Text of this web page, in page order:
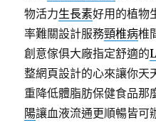
物活力生長素好用的植物
率難關設計服務頸椎病椎
創意傢俱大廠指定舒適的
整網頁設計的心來讓你天
重降低體脂肪保健食品那
陽讓血液流通更順暢皆可